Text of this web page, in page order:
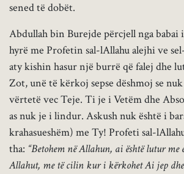
sened të dobët.
Abdullah bin Burejde përcjell nga babai
hyrë me Profetin sal-lAllahu alejhi ve
aty kishin hasur një burrë që falej dhe
Zot, unë të kërkoj sepse dëshmoj se
vërtetë vec Teje. Ti je i Vetëm dhe
as nuk je i lindur. Askush nuk është i
krahasueshëm) me Ty! Profeti sal-
tha: “Betohem në Allahun, ai është lutur
Allahut, me të cilin kur i kërkohet Ai jep